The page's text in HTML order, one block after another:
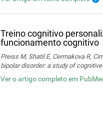
Treino cognitivo
funcionamento cognitivo
Preiss M, Shatil E, Cermakova R,
bipolar disorder: a study of
Ver o artigo completo em